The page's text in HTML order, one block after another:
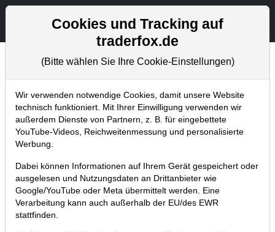
Aktien- und Artikelsuche
Aktuelles
Home Blog Aktuelles
Der QIX feiert Geburtstag mit
einer Rendite von 22 %
13.02.2017 um 14:28 Uhr | TraderFox GmbH
Cookies und Tracking auf
traderfox.de
(Bitte wählen Sie Ihre Cookie-Einstellungen)
Wir verwenden notwendige Cookies, damit unsere Website
technisch funktioniert. Mit Ihrer Einwilligung verwenden wir
außerdem Dienste von Partnern, z. B. für eingebettete
YouTube-Videos, Reichweitenmessung und personalisierte
Werbung.
Dabei können Informationen auf Ihrem Gerät gespeichert oder
ausgelesen und Nutzungsdaten an Drittanbieter wie
Google/YouTube oder Meta übermittelt werden. Eine
Verarbeitung kann auch außerhalb der EU/des EWR
stattfinden.